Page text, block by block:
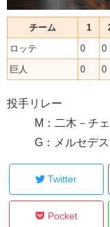
チーム 1
ロッテ
0 0
巨人
0 0
投手リレー
M：二木－チ
G：メルセデ
Twitter
Pocket